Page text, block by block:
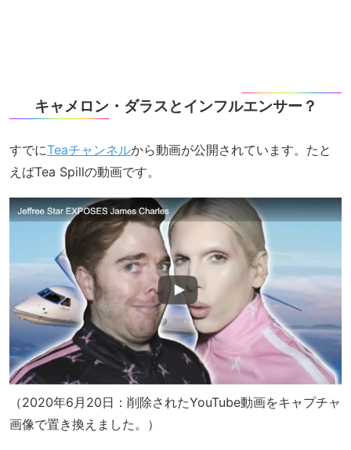
キャメロン・ダラスとインフルエンサー？
すでにTeaチャンネルから動画が公開されています。たと
えばTea Spillの動画です。
（2020年6月20日：削除されたYouTube動画をキャプチャ
画像で置き換えました。）